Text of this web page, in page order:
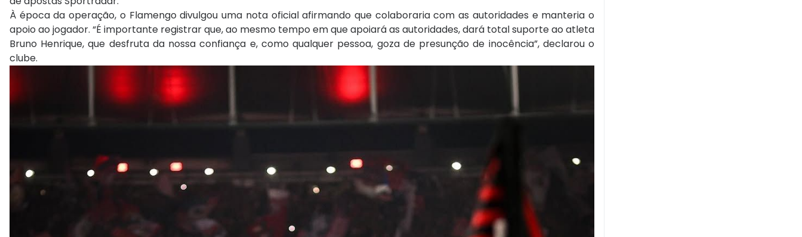
À época da operação, o Flamengo divulgou uma nota oficial afirmando que colaboraria com as autoridades e manteria o
apoio ao jogador. “É importante registrar que, ao mesmo tempo em que apoiará as autoridades, dará total suporte ao atleta
Bruno Henrique, que desfruta da nossa confiança e, como qualquer pessoa, goza de presunção de inocência”, declarou o
clube.